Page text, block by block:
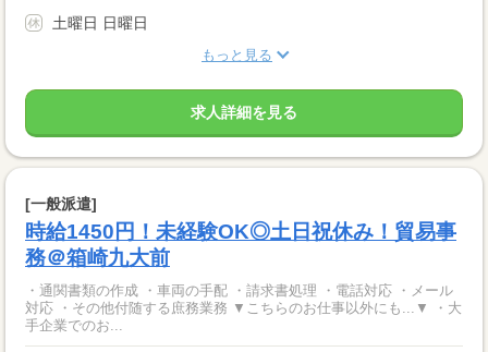
土曜日 日曜日
もっと見る
求人詳細を見る
[一般派遣]
時給1450円！未経験OK◎土日祝休み！貿易事
務＠箱崎九大前
・通関書類の作成 ・車両の手配 ・請求書処理 ・電話対応 ・メール
対応 ・その他付随する庶務業務 ▼こちらのお仕事以外にも...▼ ・大
手企業でのお...